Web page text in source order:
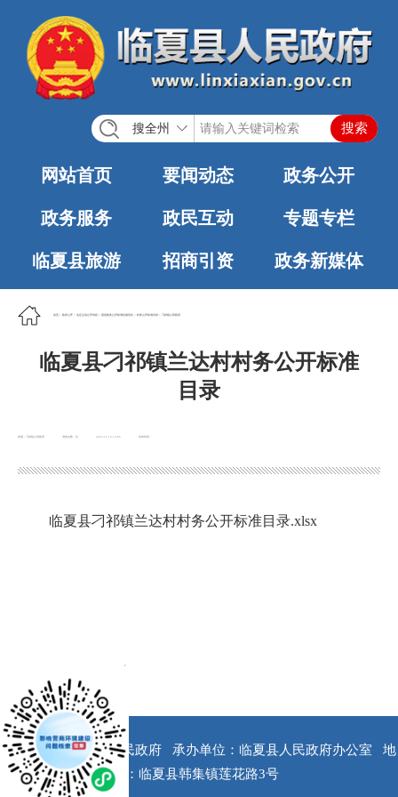
搜全州
网站首页 要闻动态 政务公开
政务服务 政民互动 专题专栏
临夏县旅游 招商引资 政务新媒体
首页 政务公开 法定主动公开内容 基层政务公开标准化规范化 村务公开标准目录 刁祁镇人民政府
临夏县刁祁镇兰达村村务公开标准
目录
来源：刁祁镇人民政府 浏览次数： 发布时间：
2022-11-14 14:05
临夏县刁祁镇兰达村村务公开标准目录.xlsx
版权所有：临夏县人民政府 承办单位：临夏县人民政府办公室
地
址：临夏县韩集镇莲花路3号
x